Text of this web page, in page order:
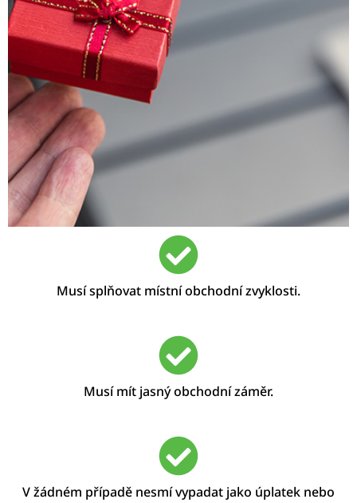
Musí splňovat místní obchodní zvyklosti.
Musí mít jasný obchodní záměr.
V žádném případě nesmí vypadat jako úplatek nebo